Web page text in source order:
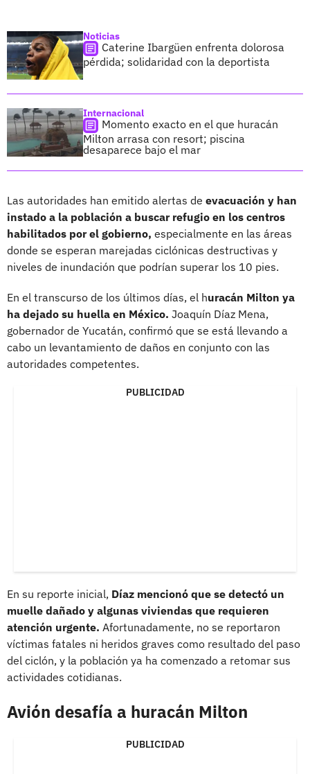
Noticias
Caterine Ibargüen enfrenta dolorosa
pérdida; solidaridad con la deportista
Internacional
Momento exacto en el que huracán
Milton arrasa con resort; piscina
desaparece bajo el mar
Las autoridades han emitido alertas de evacuación y han
instado a la población a buscar refugio en los centros
habilitados por el gobierno, especialmente en las áreas
donde se esperan marejadas ciclónicas destructivas y
niveles de inundación que podrían superar los 10 pies.
En el transcurso de los últimos días, el huracán Milton ya
ha dejado su huella en México. Joaquín Díaz Mena,
gobernador de Yucatán, confirmó que se está llevando a
cabo un levantamiento de daños en conjunto con las
autoridades competentes.
PUBLICIDAD
En su reporte inicial, Díaz mencionó que se detectó un
muelle dañado y algunas viviendas que requieren
atención urgente. Afortunadamente, no se reportaron
víctimas fatales ni heridos graves como resultado del paso
del ciclón, y la población ya ha comenzado a retomar sus
actividades cotidianas.
Avión desafía a huracán Milton
PUBLICIDAD